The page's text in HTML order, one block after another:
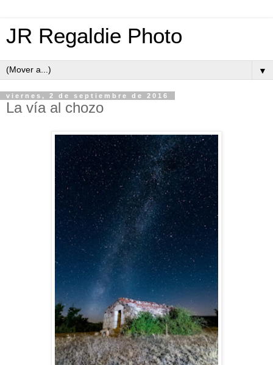
JR Regaldie Photo
▼
viernes, 2 de septiembre de 2016
La vía al chozo